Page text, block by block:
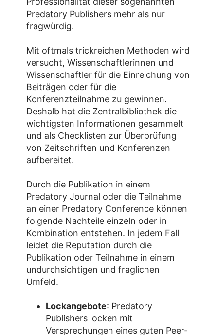
Predatory Publishers mehr als nur
fragwürdig.
Mit oftmals trickreichen Methoden wird
versucht, Wissenschaftlerinnen und
Wissenschaftler für die Einreichung von
Beiträgen oder für die
Konferenzteilnahme zu gewinnen.
Deshalb hat die Zentralbibliothek die
wichtigsten Informationen gesammelt
und als Checklisten zur Überprüfung
von Zeitschriften und Konferenzen
aufbereitet.
Durch die Publikation in einem
Predatory Journal oder die Teilnahme
an einer Predatory Conference können
folgende Nachteile einzeln oder in
Kombination entstehen. In jedem Fall
leidet die Reputation durch die
Publikation oder Teilnahme in einem
undurchsichtigen und fraglichen
Umfeld.
Lockangebote: Predatory
Publishers locken mit
Versprechungen eines guten Peer-